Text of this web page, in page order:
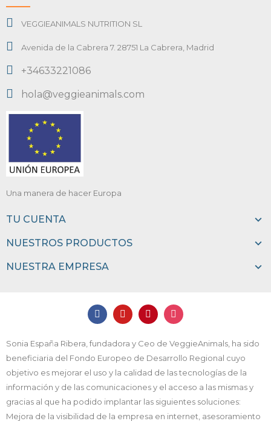
VEGGIEANIMALS NUTRITION SL
Avenida de la Cabrera 7. 28751 La Cabrera, Madrid
+34633221086
hola@veggieanimals.com
Una manera de hacer Europa
TU CUENTA
NUESTROS PRODUCTOS
NUESTRA EMPRESA
Sonia España Ribera, fundadora y Ceo de VeggieAnimals, ha sido
beneficiaria del Fondo Europeo de Desarrollo Regional cuyo
objetivo es mejorar el uso y la calidad de las tecnologías de la
información y de las comunicaciones y el acceso a las mismas y
gracias al que ha podido implantar las siguientes soluciones:
Mejora de la visibilidad de la empresa en internet, asesoramiento